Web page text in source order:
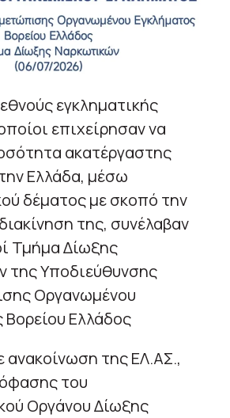
εγκληματικής
επιχείρησαν να
ακατέργαστης
Ελλάδα, μέσω
δέματος με σκοπό την
της, συνέλαβαν
Τμήμα Δίωξης
της Υποδιεύθυνσης
Οργανωμένου
Βορείου Ελλάδος
της ΕΛ.ΑΣ.,
του
Οργάνου Δίωξης